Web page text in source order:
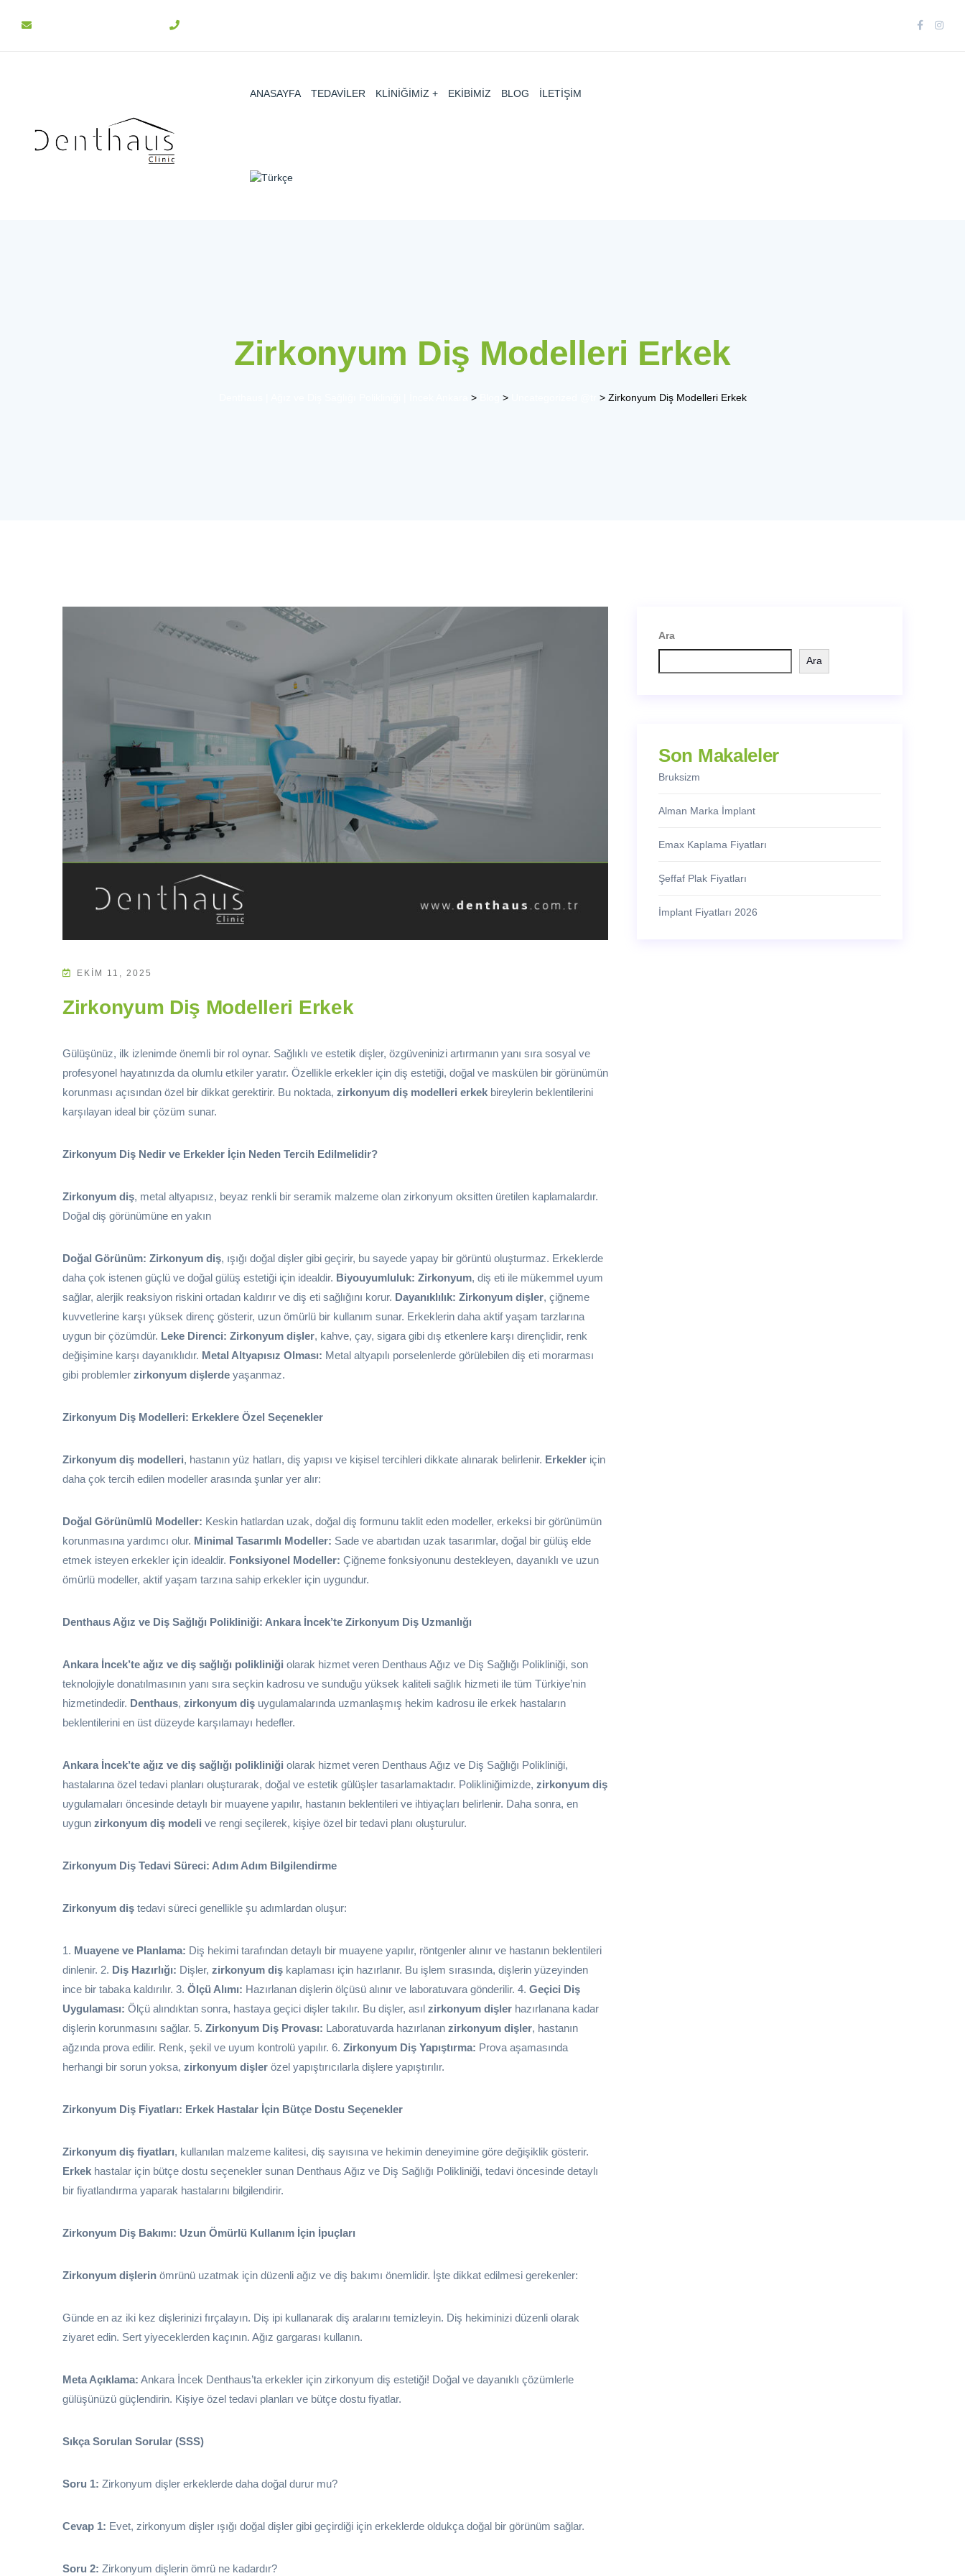
ANASAYFA TEDAVİLER KLİNİĞİMİZ EKİBİMİZ BLOG İLETİŞİM
Zirkonyum Diş Modelleri Erkek
> > > Zirkonyum Diş Modelleri Erkek
EKIM 11, 2025
Zirkonyum Diş Modelleri Erkek
Gülüşünüz, ilk izlenimde önemli bir rol oynar. Sağlıklı ve estetik dişler, özgüveninizi artırmanın yanı sıra sosyal ve
profesyonel hayatınızda da olumlu etkiler yaratır. Özellikle erkekler için diş estetiği, doğal ve maskülen bir görünümün
korunması açısından özel bir dikkat gerektirir. Bu noktada, zirkonyum diş modelleri erkek bireylerin beklentilerini
karşılayan ideal bir çözüm sunar.
Zirkonyum Diş Nedir ve Erkekler İçin Neden Tercih Edilmelidir?
Zirkonyum diş, metal altyapısız, beyaz renkli bir seramik malzeme olan zirkonyum oksitten üretilen kaplamalardır.
Doğal diş görünümüne en yakın
Doğal Görünüm: Zirkonyum diş, ışığı doğal dişler gibi geçirir, bu sayede yapay bir görüntü oluşturmaz. Erkeklerde
daha çok istenen güçlü ve doğal gülüş estetiği için idealdir. Biyouyumluluk: Zirkonyum, diş eti ile mükemmel uyum
sağlar, alerjik reaksiyon riskini ortadan kaldırır ve diş eti sağlığını korur. Dayanıklılık: Zirkonyum dişler, çiğneme
kuvvetlerine karşı yüksek direnç gösterir, uzun ömürlü bir kullanım sunar. Erkeklerin daha aktif yaşam tarzlarına
uygun bir çözümdür. Leke Direnci: Zirkonyum dişler, kahve, çay, sigara gibi dış etkenlere karşı dirençlidir, renk
değişimine karşı dayanıklıdır. Metal Altyapısız Olması: Metal altyapılı porselenlerde görülebilen diş eti morarması
gibi problemler zirkonyum dişlerde yaşanmaz.
Zirkonyum Diş Modelleri: Erkeklere Özel Seçenekler
Zirkonyum diş modelleri, hastanın yüz hatları, diş yapısı ve kişisel tercihleri dikkate alınarak belirlenir. Erkekler için
daha çok tercih edilen modeller arasında şunlar yer alır:
Doğal Görünümlü Modeller: Keskin hatlardan uzak, doğal diş formunu taklit eden modeller, erkeksi bir görünümün
korunmasına yardımcı olur. Minimal Tasarımlı Modeller: Sade ve abartıdan uzak tasarımlar, doğal bir gülüş elde
etmek isteyen erkekler için idealdir. Fonksiyonel Modeller: Çiğneme fonksiyonunu destekleyen, dayanıklı ve uzun
ömürlü modeller, aktif yaşam tarzına sahip erkekler için uygundur.
Denthaus Ağız ve Diş Sağlığı Polikliniği: Ankara İncek’te Zirkonyum Diş Uzmanlığı
Ankara İncek’te ağız ve diş sağlığı polikliniği olarak hizmet veren Denthaus Ağız ve Diş Sağlığı Polikliniği, son
teknolojiyle donatılmasının yanı sıra seçkin kadrosu ve sunduğu yüksek kaliteli sağlık hizmeti ile tüm Türkiye’nin
hizmetindedir. Denthaus, zirkonyum diş uygulamalarında uzmanlaşmış hekim kadrosu ile erkek hastaların
beklentilerini en üst düzeyde karşılamayı hedefler.
Ankara İncek’te ağız ve diş sağlığı polikliniği olarak hizmet veren Denthaus Ağız ve Diş Sağlığı Polikliniği,
hastalarına özel tedavi planları oluşturarak, doğal ve estetik gülüşler tasarlamaktadır. Polikliniğimizde, zirkonyum diş
uygulamaları öncesinde detaylı bir muayene yapılır, hastanın beklentileri ve ihtiyaçları belirlenir. Daha sonra, en
uygun zirkonyum diş modeli ve rengi seçilerek, kişiye özel bir tedavi planı oluşturulur.
Zirkonyum Diş Tedavi Süreci: Adım Adım Bilgilendirme
Zirkonyum diş tedavi süreci genellikle şu adımlardan oluşur:
1. Muayene ve Planlama: Diş hekimi tarafından detaylı bir muayene yapılır, röntgenler alınır ve hastanın beklentileri
dinlenir. 2. Diş Hazırlığı: Dişler, zirkonyum diş kaplaması için hazırlanır. Bu işlem sırasında, dişlerin yüzeyinden
ince bir tabaka kaldırılır. 3. Ölçü Alımı: Hazırlanan dişlerin ölçüsü alınır ve laboratuvara gönderilir. 4. Geçici Diş
Uygulaması: Ölçü alındıktan sonra, hastaya geçici dişler takılır. Bu dişler, asıl zirkonyum dişler hazırlanana kadar
dişlerin korunmasını sağlar. 5. Zirkonyum Diş Provası: Laboratuvarda hazırlanan zirkonyum dişler, hastanın
ağzında prova edilir. Renk, şekil ve uyum kontrolü yapılır. 6. Zirkonyum Diş Yapıştırma: Prova aşamasında
herhangi bir sorun yoksa, zirkonyum dişler özel yapıştırıcılarla dişlere yapıştırılır.
Zirkonyum Diş Fiyatları: Erkek Hastalar İçin Bütçe Dostu Seçenekler
Zirkonyum diş fiyatları, kullanılan malzeme kalitesi, diş sayısına ve hekimin deneyimine göre değişiklik gösterir.
Erkek hastalar için bütçe dostu seçenekler sunan Denthaus Ağız ve Diş Sağlığı Polikliniği, tedavi öncesinde detaylı
bir fiyatlandırma yaparak hastalarını bilgilendirir.
Zirkonyum Diş Bakımı: Uzun Ömürlü Kullanım İçin İpuçları
Zirkonyum dişlerin ömrünü uzatmak için düzenli ağız ve diş bakımı önemlidir. İşte dikkat edilmesi gerekenler:
Günde en az iki kez dişlerinizi fırçalayın. Diş ipi kullanarak diş aralarını temizleyin. Diş hekiminizi düzenli olarak
ziyaret edin. Sert yiyeceklerden kaçının. Ağız gargarası kullanın.
Meta Açıklama: Ankara İncek Denthaus’ta erkekler için zirkonyum diş estetiği! Doğal ve dayanıklı çözümlerle
gülüşünüzü güçlendirin. Kişiye özel tedavi planları ve bütçe dostu fiyatlar.
Sıkça Sorulan Sorular (SSS)
Soru 1: Zirkonyum dişler erkeklerde daha doğal durur mu?
Cevap 1: Evet, zirkonyum dişler ışığı doğal dişler gibi geçirdiği için erkeklerde oldukça doğal bir görünüm sağlar.
Soru 2: Zirkonyum dişlerin ömrü ne kadardır?
Ara
Ara
Son Makaleler
Bruksizm
Alman Marka İmplant
Emax Kaplama Fiyatları
Şeffaf Plak Fiyatları
İmplant Fiyatları 2026